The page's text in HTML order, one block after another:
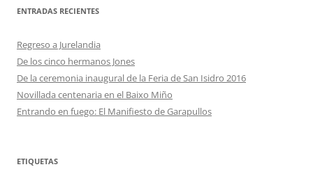
ENTRADAS RECIENTES
Regreso a Jurelandia
De los cinco hermanos Jones
De la ceremonia inaugural de la Feria de San Isidro 2016
Novillada centenaria en el Baixo Miño
Entrando en fuego: El Manifiesto de Garapullos
ETIQUETAS